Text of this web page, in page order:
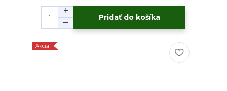
Pridať do košíka
Akcia